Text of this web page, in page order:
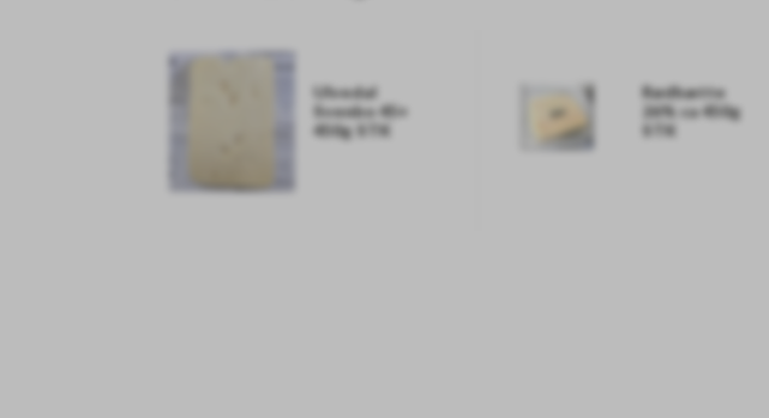
Ulvedal
Svenbo 45+
450g STK
Rødhætte
26% ca 450g
STK